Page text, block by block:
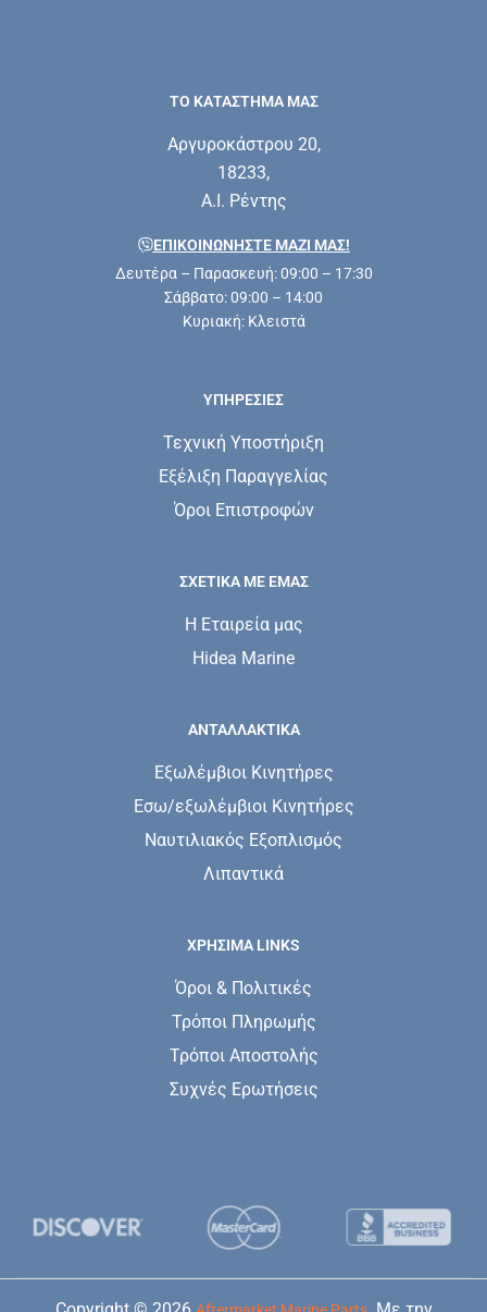
ΤΟ ΚΑΤΑΣΤΗΜΑ ΜΑΣ
Αργυροκάστρου 20,
18233,
Α.Ι. Ρέντης
ΕΠΙΚΟΙΝΩΝΗΣΤΕ ΜΑΖΊ ΜΑΣ!
Δευτέρα – Παρασκευή: 09:00 – 17:30
Σάββατο: 09:00 – 14:00
Κυριακή: Κλειστά
ΥΠΗΡΕΣΊΕΣ
Τεχνική Υποστήριξη
Εξέλιξη Παραγγελίας
Όροι Επιστροφών
ΣΧΕΤΙΚΆ ΜΕ ΕΜΆΣ
Η Εταιρεία μας
Hidea Marine
ΑΝΤΑΛΛΑΚΤΙΚΑ
Εξωλέμβιοι Κινητήρες
Εσω/εξωλέμβιοι Κινητήρες
Ναυτιλιακός Εξοπλισμός
Λιπαντικά
ΧΡΗΣΙΜΑ LINKS
Όροι & Πολιτικές
Τρόποι Πληρωμής
Τρόποι Αποστολής
Συχνές Ερωτήσεις